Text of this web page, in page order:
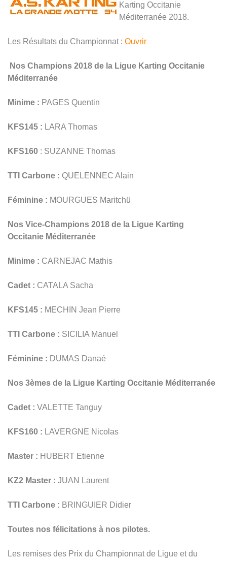
Karting Occitanie
Méditerranée 2018.
Les Résultats du Championnat : Ouvrir
Nos Champions 2018 de la Ligue Karting Occitanie
Méditerranée
Minime : PAGES Quentin
KFS145 : LARA Thomas
KFS160 : SUZANNE Thomas
TTI Carbone : QUELENNEC Alain
Féminine : MOURGUES Maritchü
Nos Vice-Champions 2018 de la Ligue Karting
Occitanie Méditerranée
Minime : CARNEJAC Mathis
Cadet : CATALA Sacha
KFS145 : MECHIN Jean Pierre
TTI Carbone : SICILIA Manuel
Féminine : DUMAS Danaé
Nos 3èmes de la Ligue Karting Occitanie Méditerranée
Cadet : VALETTE Tanguy
KFS160 : LAVERGNE Nicolas
Master : HUBERT Etienne
KZ2 Master : JUAN Laurent
TTI Carbone : BRINGUIER Didier
Toutes nos félicitations à nos pilotes.
Les remises des Prix du Championnat de Ligue et du